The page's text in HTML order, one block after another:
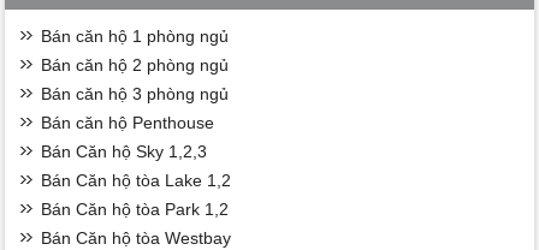
Bán căn hộ 1 phòng ngủ
Bán căn hộ 2 phòng ngủ
Bán căn hộ 3 phòng ngủ
Bán căn hộ Penthouse
Bán Căn hộ Sky 1,2,3
Bán Căn hộ tòa Lake 1,2
Bán Căn hộ tòa Park 1,2
Bán Căn hộ tòa Westbay